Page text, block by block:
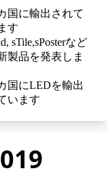
国に輸出されて
す
sTile,sPosterなど
製品を発表しま
国にLEDを輸出
います